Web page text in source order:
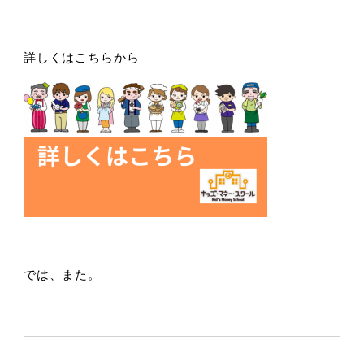
詳しくはこちらから
では、また。